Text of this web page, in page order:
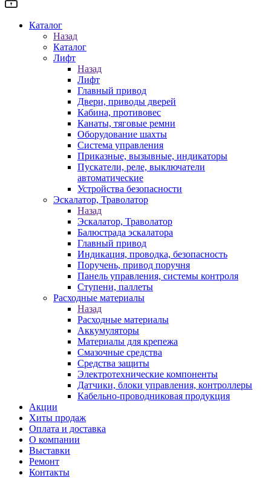
Каталог
Назад
Каталог
Лифт
Назад
Лифт
Главный привод
Двери, приводы дверей
Кабина, противовес
Канаты, тяговые ремни
Оборудование шахты
Система управления
Приказные, вызывные, индикаторы
Пускатели, реле, выключатели
автоматические
Устройства безопасности
Эскалатор, Траволатор
Назад
Эскалатор, Траволатор
Балюстрада эскалатора
Главный привод
Индикация, проводка, безопасность
Поручень, привод поручня
Панель управления, системы контроля
Ступени, паллеты
Расходные материалы
Назад
Расходные материалы
Аккумуляторы
Материалы для крепежа
Смазочные средства
Средства защиты
Электротехнические компоненты
Датчики, блоки управления, контроллеры
Кабельно-проводниковая продукция
Акции
Хиты продаж
Оплата и доставка
О компании
Выставки
Ремонт
Контакты